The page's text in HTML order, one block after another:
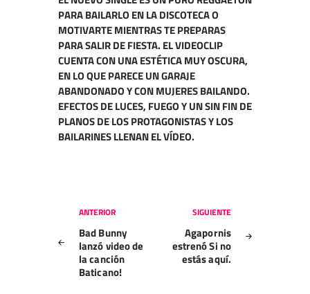
PARA BAILARLO EN LA DISCOTECA O
MOTIVARTE MIENTRAS TE PREPARAS
PARA SALIR DE FIESTA. EL VIDEOCLIP
CUENTA CON UNA ESTÉTICA MUY OSCURA,
EN LO QUE PARECE UN GARAJE
ABANDONADO Y CON MUJERES BAILANDO.
EFECTOS DE LUCES, FUEGO Y UN SIN FIN DE
PLANOS DE LOS PROTAGONISTAS Y LOS
BAILARINES LLENAN EL VÍDEO.
Navegación
entradas
ANTERIOR
Bad Bunny
lanzó video de
la canción
Baticano!
SIGUIENTE
Agapornis
estrenó Si no
estás aquí.